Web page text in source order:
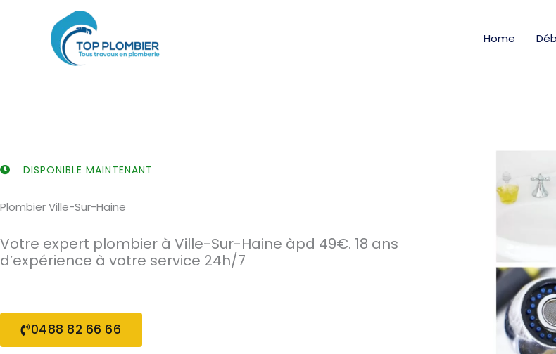
Home
DISPONIBLE MAINTENANT
Plombier Ville-Sur-Haine
Votre expert plombier à Ville-Sur-Haine àpd 49€. 18 ans
d’expérience à votre service 24h/7
0488 82 66 66